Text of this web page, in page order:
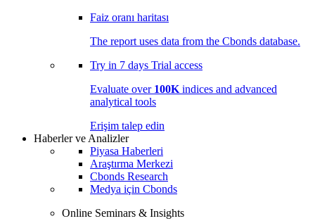
Faiz oranı haritası
The report uses data from the Cbonds database.
Try in 7 days Trial access
Evaluate over 100K indices and advanced
analytical tools
Erişim talep edin
Haberler ve Analizler
Piyasa Haberleri
Araştırma Merkezi
Cbonds Research
Medya için Cbonds
Online Seminars & Insights